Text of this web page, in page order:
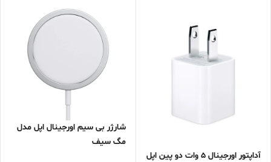
آداپتور اورجینال ۵ وات دو پین اپل
شارژر بی سیم اورجینال اپل مدل
مگ سیف